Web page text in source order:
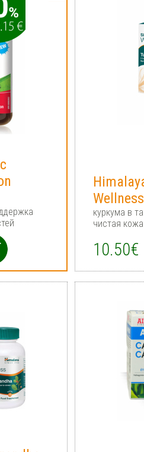
куркума в
чистая кожа
10.50€